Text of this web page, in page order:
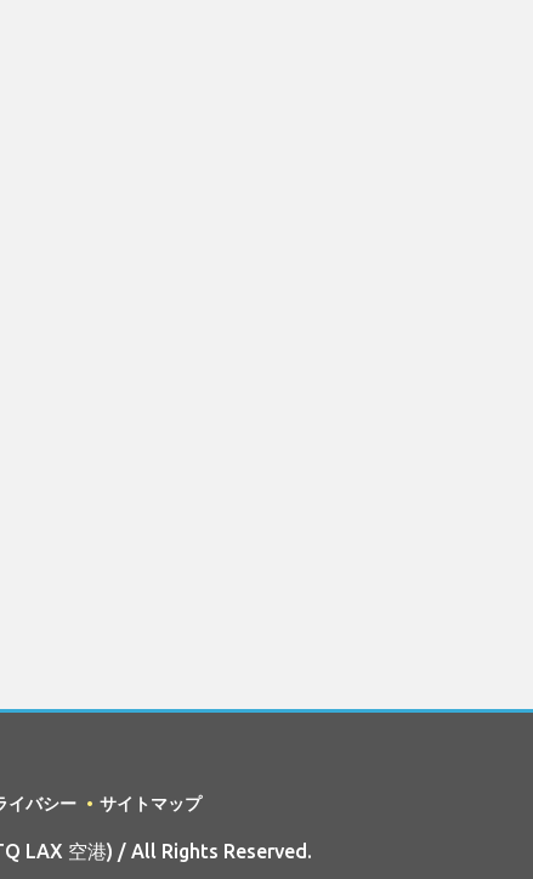
イバシー サイトマップ
LAX 空港) / All Rights Reserved.